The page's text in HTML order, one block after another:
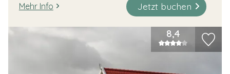
Mehr Info Jetzt buchen
8,4